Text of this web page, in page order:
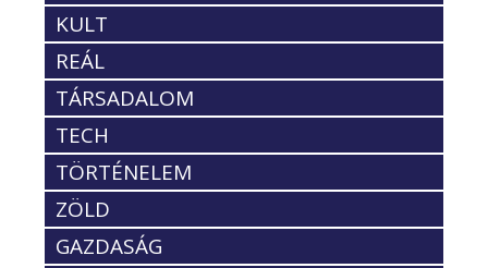
KULT
REÁL
TÁRSADALOM
TECH
TÖRTÉNELEM
ZÖLD
GAZDASÁG